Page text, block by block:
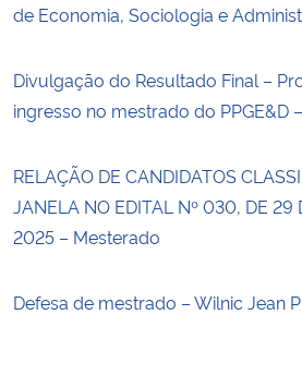
de Economia, Sociologia e
Divulgação do Resultado Final –
ingresso no mestrado do PPGE&D
RELAÇÃO DE CANDIDATOS
JANELA NO EDITAL Nº 030, DE 29
2025 – Mesterado
Defesa de mestrado – Wilnic Jean